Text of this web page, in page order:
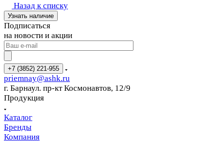
Назад к списку
Узнать наличие
Подписаться
на новости и акции
+7 (3852) 221-955
priemnay@ashk.ru
г. Барнаул. пр-кт Космонавтов, 12/9
Продукция
Каталог
Бренды
Компания